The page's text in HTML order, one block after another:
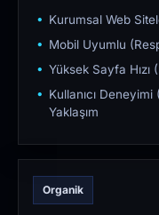
Kurumsal Web
Mobil Uyumlu
Yüksek Sayfa
Kullanıcı
Yaklaşım
Organik